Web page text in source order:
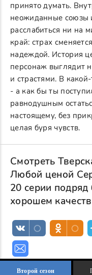
принято думать.
неожиданные союзы
расслабиться ни на
край: страх
надеждой. История
персонаж выглядит
и страстями. В
- а как бы ты
равнодушным
настоящему, без
целая буря чувств.
Смотреть
Любой ценой
20 серии подряд
хорошем
Второй сезон